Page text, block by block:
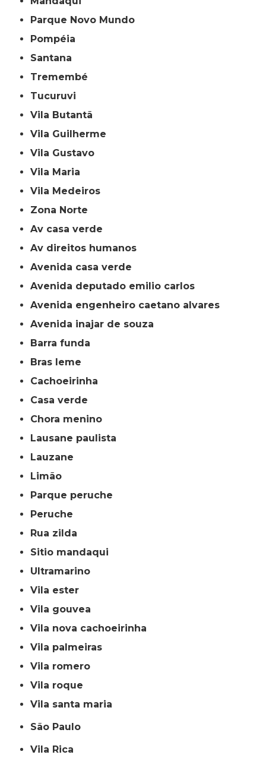
Parque Novo Mundo
Pompéia
Santana
Tremembé
Tucuruvi
Vila Butantã
Vila Guilherme
Vila Gustavo
Vila Maria
Vila Medeiros
Zona Norte
av casa verde
av direitos humanos
avenida casa verde
avenida deputado emilio carlos
avenida engenheiro caetano alvares
avenida inajar de souza
barra funda
bras leme
cachoeirinha
casa verde
chora menino
lausane paulista
lauzane
limão
parque peruche
peruche
rua zilda
sitio mandaqui
ultramarino
vila ester
vila gouvea
vila nova cachoeirinha
vila palmeiras
vila romero
vila roque
vila santa maria
São Paulo
Vila Rica